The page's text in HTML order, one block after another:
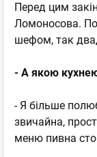
Перед цим
Ломоносова. По
шефом, так
- А якою кухнею
- Я більше
звичайна,
меню пивна